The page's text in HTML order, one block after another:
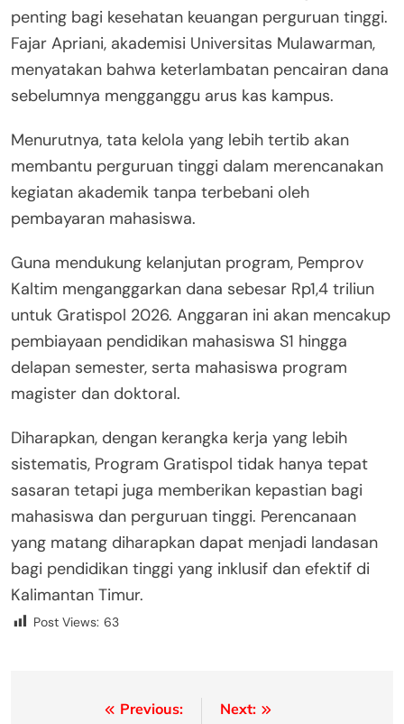
penting bagi kesehatan keuangan perguruan tinggi.
Fajar Apriani, akademisi Universitas Mulawarman,
menyatakan bahwa keterlambatan pencairan dana
sebelumnya mengganggu arus kas kampus.
Menurutnya, tata kelola yang lebih tertib akan
membantu perguruan tinggi dalam merencanakan
kegiatan akademik tanpa terbebani oleh
pembayaran mahasiswa.
Guna mendukung kelanjutan program, Pemprov
Kaltim menganggarkan dana sebesar Rp1,4 triliun
untuk Gratispol 2026. Anggaran ini akan mencakup
pembiayaan pendidikan mahasiswa S1 hingga
delapan semester, serta mahasiswa program
magister dan doktoral.
Diharapkan, dengan kerangka kerja yang lebih
sistematis, Program Gratispol tidak hanya tepat
sasaran tetapi juga memberikan kepastian bagi
mahasiswa dan perguruan tinggi. Perencanaan
yang matang diharapkan dapat menjadi landasan
bagi pendidikan tinggi yang inklusif dan efektif di
Kalimantan Timur.
Post Views: 63
Previous:
Next: